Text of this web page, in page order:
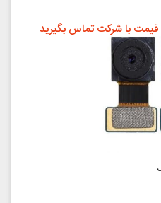
قیمت با شرکت تماس بگیرید